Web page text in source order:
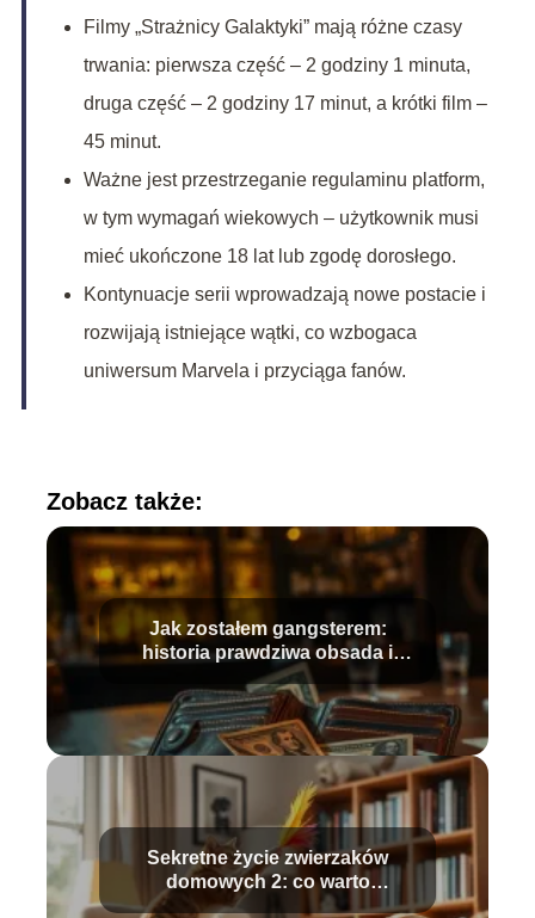
Filmy „Strażnicy Galaktyki” mają różne czasy
trwania: pierwsza część – 2 godziny 1 minuta,
druga część – 2 godziny 17 minut, a krótki film –
45 minut.
Ważne jest przestrzeganie regulaminu platform,
w tym wymagań wiekowych – użytkownik musi
mieć ukończone 18 lat lub zgodę dorosłego.
Kontynuacje serii wprowadzają nowe postacie i
rozwijają istniejące wątki, co wzbogaca
uniwersum Marvela i przyciąga fanów.
Zobacz także:
Jak zostałem gangsterem:
historia prawdziwa obsada i
fabuła
Sekretne życie zwierzaków
domowych 2: co warto
wiedzieć?